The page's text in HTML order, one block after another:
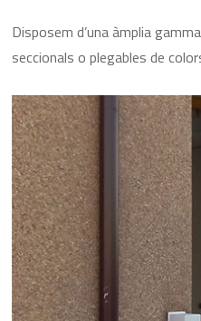
Disposem d’una àmplia
seccionals o plegables de